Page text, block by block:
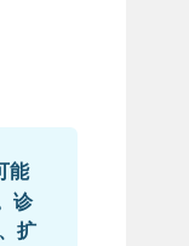
能
诊
扩